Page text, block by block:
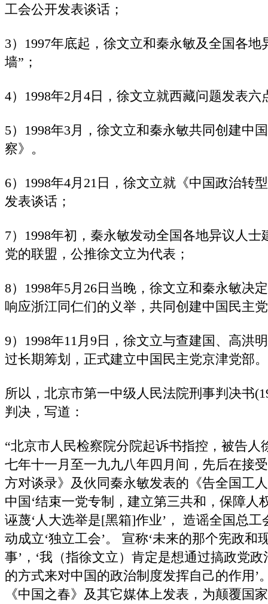
工会公开发表谈话；
3）1997年底起，徐文立和秦永敏及全国各地
墙”；
4）1998年2月4日，徐文立就西藏问题发表六
5）1998年3月，徐文立和秦永敏共同创建中
察》。
6）1998年4月21日，徐文立就《中国政治转
发表谈话；
7）1998年初，秦永敏发动全国各地异议人士
党的联盟，公推徐文立为代表；
8）1998年5月26日当晚，徐文立和秦永敏决
响应浙江同仁们的义举，共同创建中国民主
9）1998年11月9日，徐文立与查建国、高洪
过长期筹划，正式建立中国民主党京津党部。
所以，北京市第一中级人民法院刑事判决书
判决，写道：
“北京市人民检察院分院起诉书指控，被告人
七年十一月至一九九八年四月间，先后在接
方对谈录》及伙同秦永敏发表的《告全国工
中国‘结束一党专制，建立第三共和，保障人
诬蔑‘人大选举是[黑箱]作业’， 造谣全国总工
动成立‘独立工会’。 宣称‘未来的那个宪政和
事’，‘我（指徐文立）肯定是想通过搞政党
的方式来对中国的政治制度发挥自己的作用’
《中国之春》及其它媒体上发表，为颠覆国